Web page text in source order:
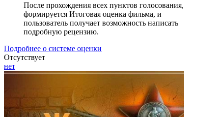
После прохождения всех пунктов голосования,
формируется Итоговая оценка фильма, и
пользователь получает возможность написать
подробную рецензию.
Подробнее о системе оценки
Отсутствует
нет